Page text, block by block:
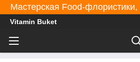
Мастерская Food-
Vitamin Buket